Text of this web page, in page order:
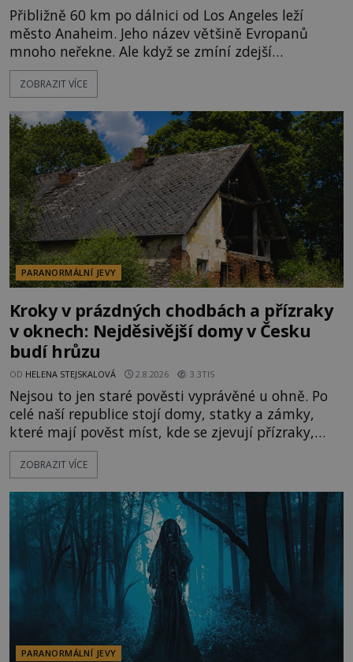
Přibližně 60 km po dálnici od Los Angeles leží
město Anaheim. Jeho název většině Evropanů
mnoho neřekne. Ale když se zmíní zdejší
Disneyland, je hned jasno. Zábavní park vyroste na
poklidném místě bývalého sadu pomerančovníků.
kolem 17 000 000 zábavychtivých lidí ročně. A ač je
velká snaha to utajit, někteří z
ZOBRAZIT VÍCE
PARANORMÁLNÍ JEVY
Kroky v prázdných chodbách a přízraky
v oknech: Nejděsivější domy v Česku
budí hrůzu
OD HELENA STEJSKALOVÁ 2.8.2026 3.3TIS
Nejsou to jen staré pověsti vyprávěné u ohně. Po
celé naší republice stojí domy, statky a zámky,
které mají pověst míst, kde se zjevují přízraky,
ozývají nevysvětlitelné zvuky nebo se dějí podivné
jevy. Zatímco historici většinou hledají racionální
lokality vykazují nápadně podobná svědectví po
celé generace. A právě tato opakující se svědectví
ZOBRAZIT VÍCE
PARANORMÁLNÍ JEVY